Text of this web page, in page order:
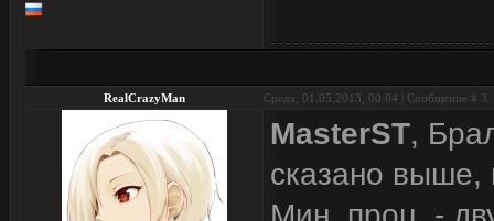
RealCrazyMan Среда, 01.05.2013, 00:04 | Сообщение # 3
MasterST,
сказано выше,